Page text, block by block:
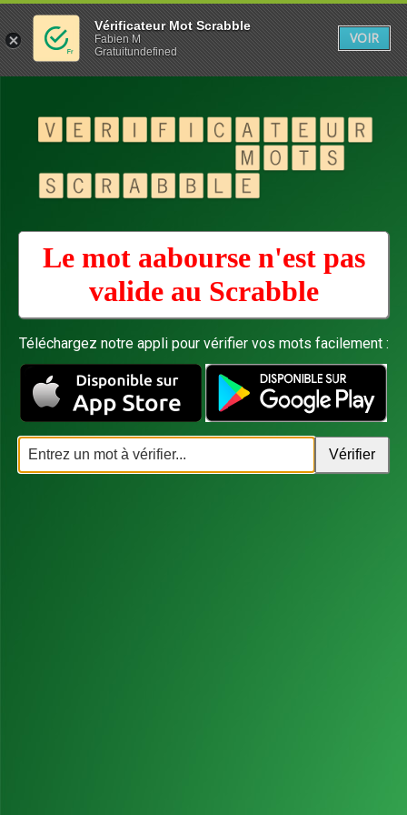
Le mot aabourse n'est pas
valide au Scrabble
Téléchargez notre appli pour vérifier vos mots facilement :
Vérificateur Mot Scrabble
Fabien M
Gratuitundefined
VOIR